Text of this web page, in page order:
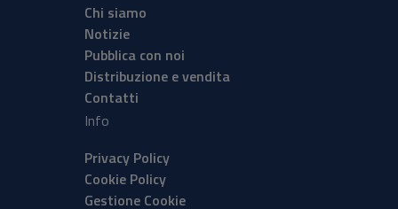
Chi siamo
Notizie
Pubblica con noi
Distribuzione e vendita
Contatti
Info
Privacy Policy
Cookie Policy
Gestione Cookie